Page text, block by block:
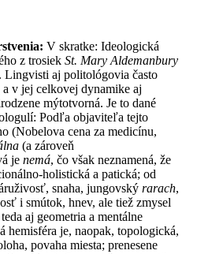
V skratke: Ideologická
z trosiek St. Mary Aldemanbury
Lingvisti aj politológovia často
v jej celkovej dynamike aj
mýtotvorná. Je to dané
Podľa objaviteľa tejto
(Nobelova cena za medicínu,
(a zároveň
je nemá, čo však neznamená, že
holistická a patická; od
snaha, jungovský rarach,
i smútok, hnev, ale tiež zmysel
aj geometria a mentálne
hemisféra je, naopak, topologická,
povaha miesta; prenesene